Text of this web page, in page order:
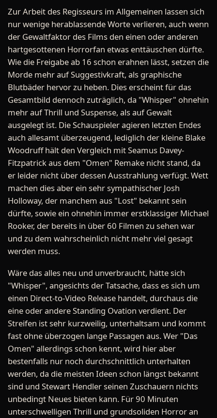
Zur Arbeit des Regisseurs im Allgemeinen lassen sich
nur wenige herablassende Worte verlieren, auch wenn
der Gewaltfaktor des Films den einen oder anderen
hartgesottenen Horrorfan etwas enttäuschen dürfte.
Wie die Freigabe ab 16 schon erahnen lässt, setzen die
Morde mehr auf Suggestivkraft, als graphische
Blutbäder hervor zu heben. Dies erscheint für das
Gesamtbild dennoch zuträglich, da "Whisper" ohnehin
mehr auf Thrill und Suspense, als auf Gewalt
ausgelegt ist. Die Schauspieler agieren letzten Endes
auch allesamt überzeugend, lediglich der kleine Blake
Woodruff hält den Vergleich mit Seamus Davey-
Fitzpatrick aus dem "Omen" Remake nicht stand, da
er leider nicht über dessen Ausstrahlung verfügt. Wett
machen dies aber ein sehr sympathischer Josh
Holloway, der manchem aus "Lost" bekannt sein
dürfte, sowie ein ohnehin immer erstklassiger Michael
Rooker, der bereits in über 60 Filmen zu sehen war
und zu dem wahrscheinlich nicht mehr viel gesagt
werden muss.
Wäre das alles neu und unverbraucht, hätte sich
"Whisper", angesichts der Tatsache, dass es sich um
einen Direct-to-Video Release handelt, durchaus die
eine oder andere Standing Ovation verdient. Der
Streifen ist sehr kurzweilig, unterhaltsam und kommt
fast ohne überzogen lange Passagen aus. Wer "Das
Omen" allerdings schon kennt, wird hier aber
bestenfalls nur noch durchschnittlich unterhalten
werden, da die meisten Ideen schon längst bekannt
sind und Stewart Hendler seinen Zuschauern nichts
unbedingt Neues bieten kann. Für 90 Minuten
unterschwelligen Thrill und grundsoliden Horror an